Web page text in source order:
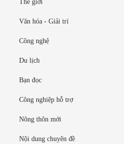
Thế giới
Văn hóa - Giải trí
Công nghệ
Du lịch
Bạn đọc
Công nghiệp hỗ trợ
Nông thôn mới
Nội dung chuyên đề